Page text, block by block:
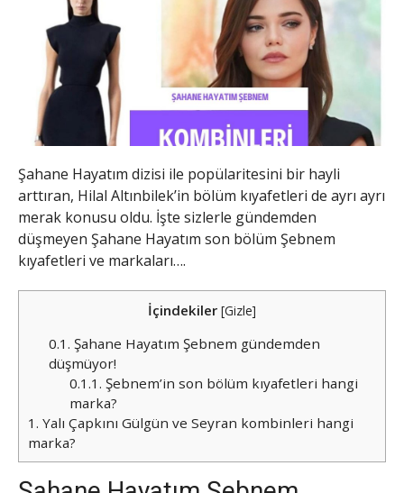
Şahane Hayatım dizisi ile popülaritesini bir hayli
arttıran, Hilal Altınbilek’in bölüm kıyafetleri de ayrı ayrı
merak konusu oldu. İşte sizlerle gündemden
düşmeyen Şahane Hayatım son bölüm Şebnem
kıyafetleri ve markaları….
İçindekiler [Gizle]
0.1. Şahane Hayatım Şebnem gündemden
düşmüyor!
0.1.1. Şebnem’in son bölüm kıyafetleri hangi
marka?
1. Yalı Çapkını Gülgün ve Seyran kombinleri hangi
marka?